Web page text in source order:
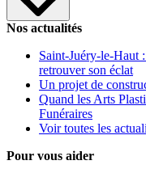
Nos actualités
Saint-Juéry-le-Haut
retrouver son éclat
Un projet de
Quand les Arts
Funéraires
Voir toutes les
Pour vous aider